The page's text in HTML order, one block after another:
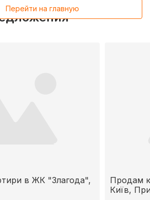
Перейти на главную
в ЖК "Злагода",
Продам
Київ,